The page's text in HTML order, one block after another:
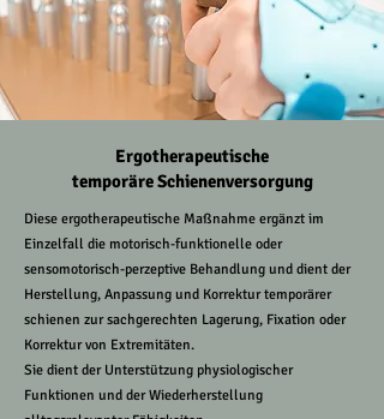
Ergotherapeutische
temporäre Schienenversorgung
Diese ergotherapeutische Maßnahme ergänzt im
Einzelfall die motorisch-funktionelle oder
sensomotorisch-perzeptive Behandlung und dient der
Herstellung, Anpassung und Korrektur temporärer
schienen zur sachgerechten Lagerung, Fixation oder
Korrektur von Extremitäten.
Sie dient der Unterstützung physiologischer
Funktionen und der Wiederherstellung